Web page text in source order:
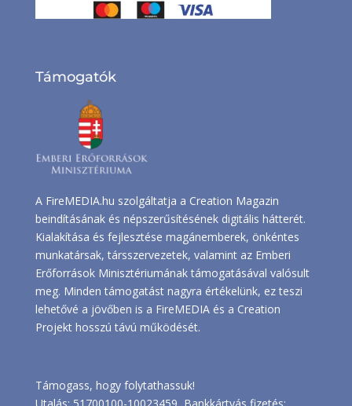
Támogatók
A FireMEDIA.hu szolgáltatja a Creation Magazin
beindításának és népszerűsítésének digitális hátterét.
Kialakítása és fejlesztése magánemberek, önkéntes
munkatársak, társszervezetek, valamint az Emberi
Erőforrások Minisztériumának támogatásával valósult
meg. Minden támogatást nagyra értékelünk, ez teszi
lehetővé a jövőben is a FireMEDIA és a Creation
Projekt hosszú távú működését.
Támogass, hogy folytathassuk!